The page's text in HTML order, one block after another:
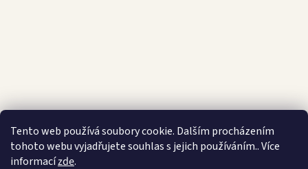
Tento web používá soubory cookie. Dalším procházením
tohoto webu vyjadřujete souhlas s jejich používáním.. Více
informacízde.
Latino Café